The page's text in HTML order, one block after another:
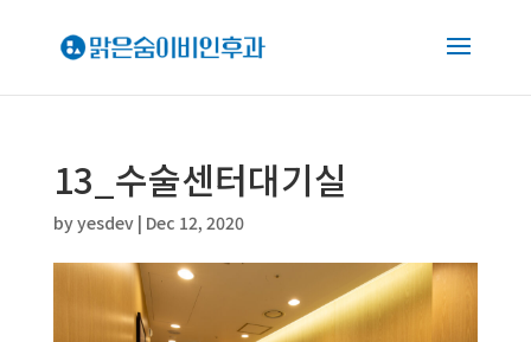
13_수술센터대기실
byyesdev| Dec 12, 2020